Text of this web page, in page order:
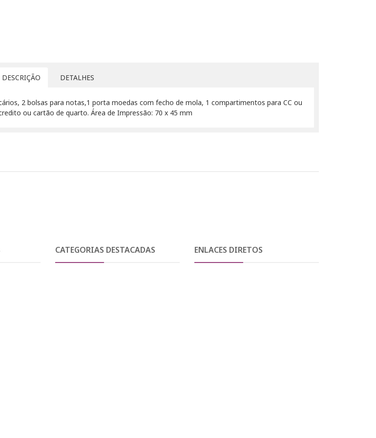
DESCRIÇÃO DETALHES
2 bolsas para notas,1 porta moedas com fecho de mola, 1 compartimentos para CC ou
ou cartão de quarto. Área de Impressão: 70 x 45 mm
CATEGORIAS DESTACADAS ENLACES DIRETOS